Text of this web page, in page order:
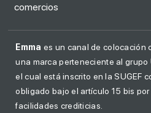
comercios
Emma es un canal de colocación
una marca perteneciente al grupo
el cual está inscrito en la SUGEF
obligado bajo el artículo 15 bis
facilidades crediticias.